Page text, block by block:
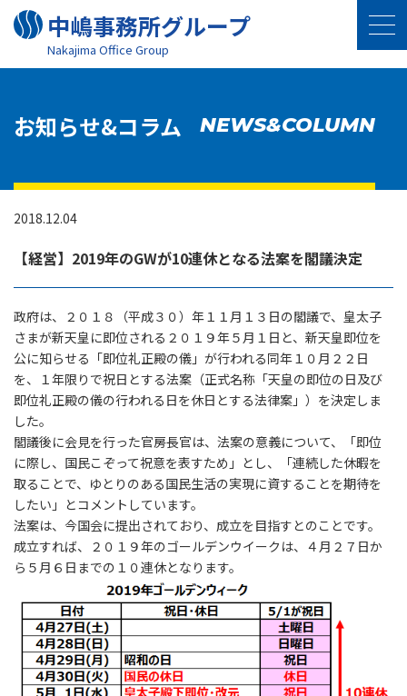
中嶋事務所グループ
Nakajima Oﬃce Group
お知らせ&コラム NEWS&COLUMN
2018.12.04
【経営】2019年のGWが10連休となる法案を閣議決定
政府は、２０１８（平成３０）年１１月１３日の閣議で、皇太子
さまが新天皇に即位される２０１９年５月１日と、新天皇即位を
公に知らせる「即位礼正殿の儀」が行われる同年１０月２２日
を、１年限りで祝日とする法案（正式名称「天皇の即位の日及び
即位礼正殿の儀の行われる日を休日とする法律案」）を決定しま
した。
閣議後に会見を行った官房長官は、法案の意義について、「即位
に際し、国民こぞって祝意を表すため」とし、「連続した休暇を
取ることで、ゆとりのある国民生活の実現に資することを期待を
したい」とコメントしています。
法案は、今国会に提出されており、成立を目指すとのことです。
成立すれば、２０１９年のゴールデンウイークは、４月２７日か
ら５月６日までの１０連休となります。